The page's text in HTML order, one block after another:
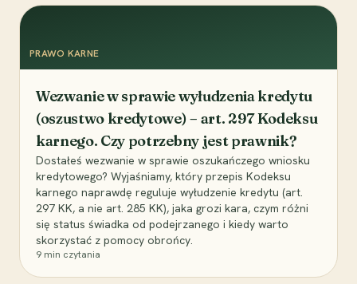
PRAWO KARNE
Wezwanie w sprawie wyłudzenia kredytu
(oszustwo kredytowe) – art. 297 Kodeksu
karnego. Czy potrzebny jest prawnik?
Dostałeś wezwanie w sprawie oszukańczego wniosku
kredytowego? Wyjaśniamy, który przepis Kodeksu
karnego naprawdę reguluje wyłudzenie kredytu (art.
297 KK, a nie art. 285 KK), jaka grozi kara, czym różni
się status świadka od podejrzanego i kiedy warto
skorzystać z pomocy obrońcy.
9 min czytania